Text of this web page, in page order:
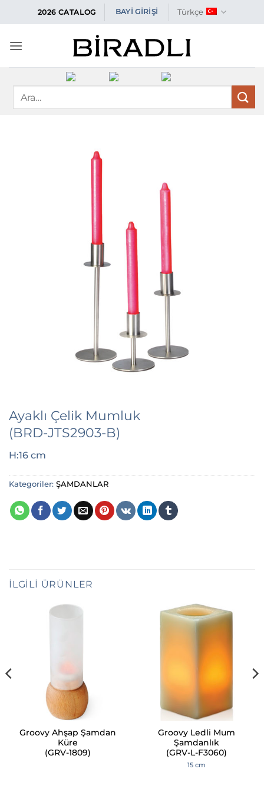
atla
2026 CATALOG BAYİ GİRİŞİ Türkçe
Ara:
Ayaklı Çelik Mumluk
(BRD-JTS2903-B)
H:16 cm
Kategoriler: ŞAMDANLAR
İLGILI ÜRÜNLER
Groovy Ahşap Şamdan
Küre
(GRV-1809)
Groovy Ledli Mum
Şamdanlık
(GRV-L-F3060)
15 cm